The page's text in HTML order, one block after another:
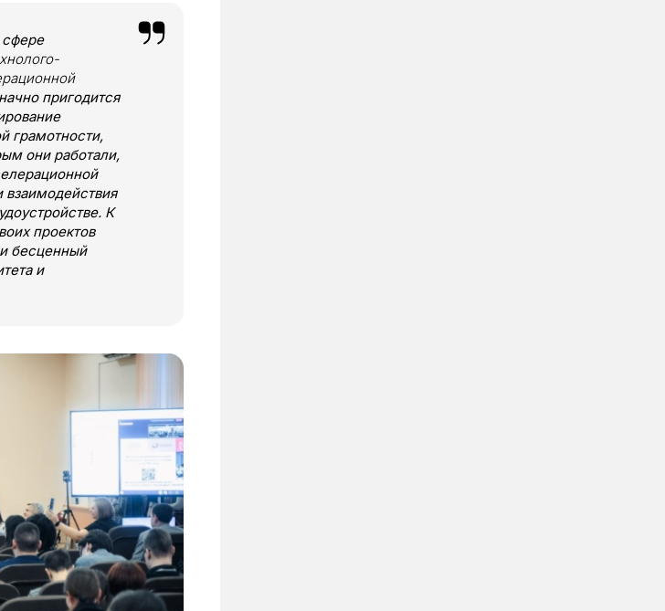
сфере
пригодится
грамотности,
они работали,
взаимодействия
К
проектов
бесценный
и